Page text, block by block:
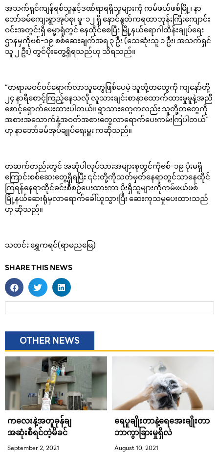
အသက်ရှင်ကျန်ရစ်သူနှင့်ဒဏ်ရာရရှိသူများကို ကမ်ဖယ်ဖစ်မြို့၊ နာ
ဘော်ခမ်ကျေးရွာအုပ်စု၊ မူ-၁၂ ရှိ နောင်နွတ်ကရထာဘုန်းကြီးကျောင်း
ဝင်းအတွင်းရှိ ဓမ္မာရုံတွင် နေထိုင်စေပြီး မြို့နယ်ရောဂါထိန်းချုပ်ရေး
ဌာနမှကိုဗစ်-၁၉ စစ်ဆေးချက်အရ ၃ ဦး (သေဆုံးသူ ၁ ဦး၊ အသက်ရှင်
သူ ၂ ဦး) တွင်ပိုးတွေ့ရှိရသည်ဟု သိရသည်။
“တရားမဝင်ဝင်ရောက်လာသူတွေဖြစ်ပေမဲ့ သူတို့တတွေကို ကျနော်တို့
၂၄ နာရီစောင့်ကြည့်နေသလို လူသားချင်းစာနာထောက်ထားမှုမူနဲ့အညီ
စောင့်ရှောက်ပေးထားပါတယ်။ ရွာသားတွေကလည်း သူတို့တတွေကို
အစားအသောက်နဲ့အဝတ်အစားတွေလာရောက်ပေးကမ်းကြပါတယ်”
ဟု နာဘော်ခမ်အုပ်ချုပ်ရေးမှူး ကဆိုသည်။
တဆက်တည်းတွင် အဆိုပါလုပ်သားအများစုတွင်ကိုဗစ်-၁၉ ပိုးမရှိ
ကြောင်းစစ်ဆေးတွေ့ရှိရပြီး ၎င်းတို့ကိုသတ်မှတ်နေရာတွင်သာနေထိုင်
ကြရန်နေရာထိုင်ခင်းစီစဉ်ပေးထားကာ ပိုးရှိသူများကိုကမ်ဖယ်ဖစ်
မြို့နယ်ဆေးရုံမှလာရောက်ခေါ်ယူသွားပြီး ဆေးကုသမှုပေးထားသည်
ဟု ဆိုသည်။
သတင်း ရွှေကရင်(ရာမညမြေ)
SHARE THIS NEWS
OTHER NEWS
ကလေးနဲ့အတူခုန်ချ
အဆုံးစီရင်တဲ့မိခင်
September 2, 2021
ရေပူချိုးတာနဲ့ရေအေးချိုးတာ
ဘာကွာခြားမှုရှိလဲ
August 10, 2021